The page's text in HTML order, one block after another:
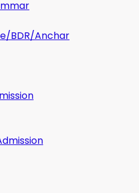
BDR/Anchar